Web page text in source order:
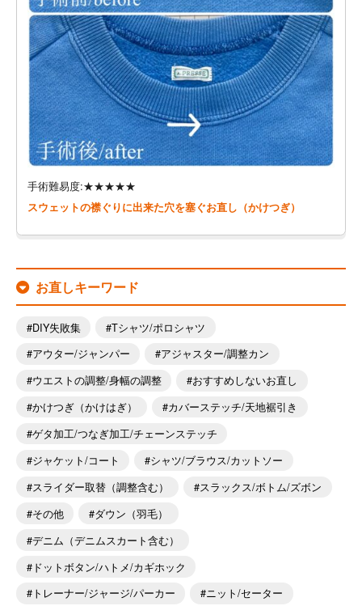
手術難易度:★★★★★
スウェットの襟ぐりに出来た穴を塞ぐお直し（かけつぎ）
お直しキーワード
DIY失敗集
Tシャツ/ポロシャツ
アウター/ジャンパー
アジャスター/調整カン
ウエストの調整/身幅の調整
おすすめしないお直し
かけつぎ（かけはぎ）
カバーステッチ/天地裾引き
ゲタ加工/つなぎ加工/チェーンステッチ
ジャケット/コート
シャツ/ブラウス/カットソー
スライダー取替（調整含む）
スラックス/ボトム/ズボン
その他
ダウン（羽毛）
デニム（デニムスカート含む）
ドットボタン/ハトメ/カギホック
トレーナー/ジャージ/パーカー
ニット/セーター